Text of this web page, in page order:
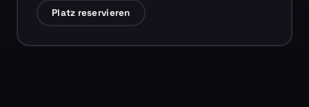
Platz reservieren